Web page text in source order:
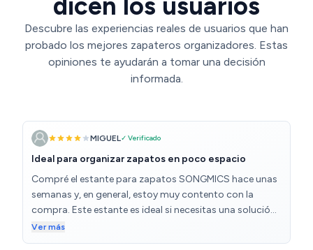
Descubre las experiencias reales de usuarios que han
probado los mejores zapateros organizadores. Estas
opiniones te ayudarán a tomar una decisión
informada.
MIGUEL✓ Verificado
Ideal para organizar zapatos en poco espacio
Compré el estante para zapatos SONGMICS hace unas
semanas y, en general, estoy muy contento con la
compra. Este estante es ideal si necesitas una solución
de almacenamiento vertical para tus zapatos,
especialmente si tienes poco espacio en casa. Aquí te
Ver más